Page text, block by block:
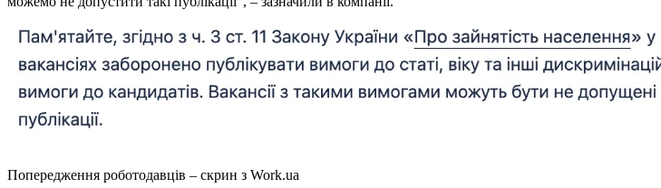
Попередження роботодавців – скрин з Work.ua